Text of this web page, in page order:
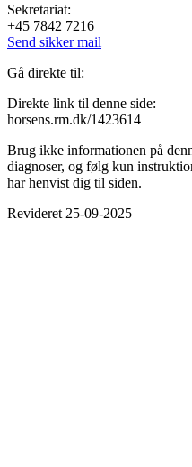
Sekretariat:
+45 7842 7216
Send sikker mail
Gå direkte til:
Direkte link til denne side:
horsens.rm.dk/1423614
Brug ikke informationen på
diagnoser, og følg kun
har henvist dig til siden.
Revideret 25-09-2025